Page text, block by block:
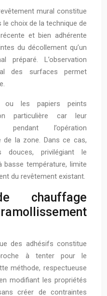
mural constitue
choix de la technique de
et bien adhérente
du décollement qu’un
préparé. L’observation
des surfaces permet
ou les papiers peints
particulière car leur
pendant l’opération
de la zone. Dans ce cas,
douces, privilégiant le
basse température, limite
du revêtement existant.
chauffage
des adhésifs constitue
à tenter pour le
méthode, respectueuse
modifiant les propriétés
créer de contraintes